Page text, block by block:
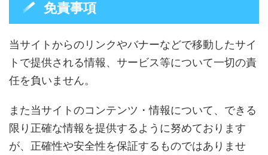
免責事項
当サイトからのリンクやバナーなどで移動したサイ
トで提供される情報、サービス等について一切の責
任を負いません。
また当サイトのコンテンツ・情報について、できる
限り正確な情報を提供するように努めております
が、正確性や安全性を保証するものではありませ